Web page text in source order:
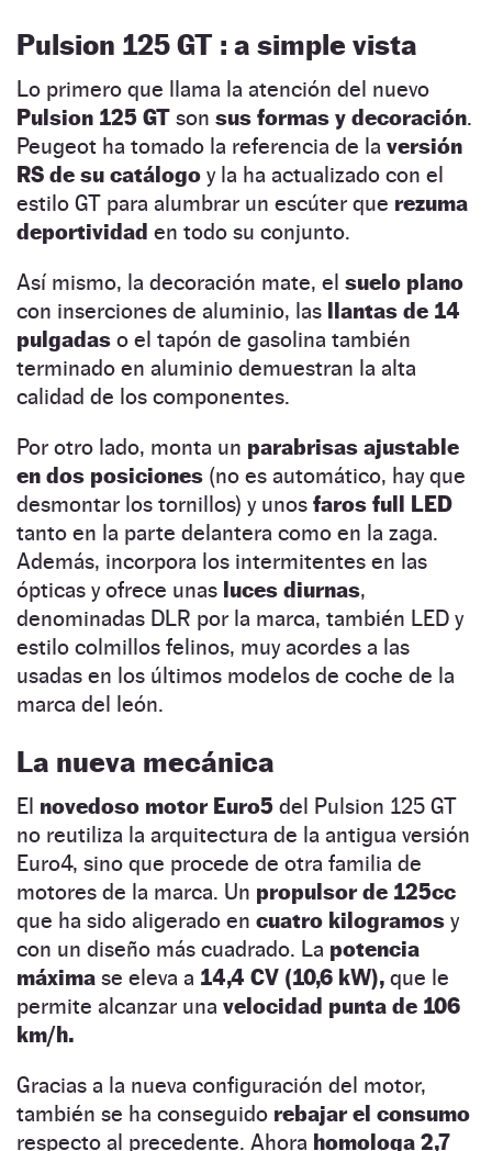
Pulsion 125 GT : a simple vista
Lo primero que llama la atención del nuevo
Pulsion 125 GT son sus formas y decoración.
Peugeot ha tomado la referencia de la versión
RS de su catálogo y la ha actualizado con el
estilo GT para alumbrar un escúter que rezuma
deportividad en todo su conjunto.
Así mismo, la decoración mate, el suelo plano
con inserciones de aluminio, las llantas de 14
pulgadas o el tapón de gasolina también
terminado en aluminio demuestran la alta
calidad de los componentes.
Por otro lado, monta un parabrisas ajustable
en dos posiciones (no es automático, hay que
desmontar los tornillos) y unos faros full LED
tanto en la parte delantera como en la zaga.
Además, incorpora los intermitentes en las
ópticas y ofrece unas luces diurnas,
denominadas DLR por la marca, también LED y
estilo colmillos felinos, muy acordes a las
usadas en los últimos modelos de coche de la
marca del león.
La nueva mecánica
El novedoso motor Euro5 del Pulsion 125 GT
no reutiliza la arquitectura de la antigua versión
Euro4, sino que procede de otra familia de
motores de la marca. Un propulsor de 125cc
que ha sido aligerado en cuatro kilogramos y
con un diseño más cuadrado. La potencia
máxima se eleva a 14,4 CV (10,6 kW), que le
permite alcanzar una velocidad punta de 106
km/h.
Gracias a la nueva configuración del motor,
también se ha conseguido rebajar el consumo
respecto al precedente. Ahora homologa 2,7